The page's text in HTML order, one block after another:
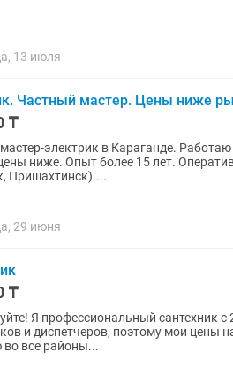
13 июля
Частный мастер. Цены ниже
₸
электрик в Караганде. Работаю
ниже. Опыт более 15 лет.
Пришахтинск)....
29 июня
₸
Я профессиональный сантехник
и диспетчеров, поэтому мои цены
все районы...